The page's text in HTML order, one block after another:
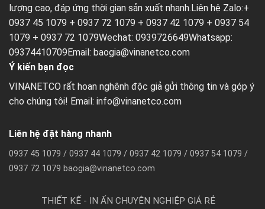
lượng cao, đáp ứng thời gian sản xuất nhanh.Liên hệ Zalo:+
0937 45 1079 + 0937 72 1079 + 0937 42 1079 + 0937 54
1079 + 0937 72 1079Wechat: 0939726649Whatsapp:
09374410709Email: baogia@vinanetco.com
Ý kiến bạn đọc
VINANETCO rất hoan nghênh độc giả gửi thông tin và góp ý
cho chúng tôi! Email: info@vinanetco.com
Liên hệ đặt hàng nhanh
0937 45 1079 / 0937 44 1079 / 0937 42 1079 / 0937 54 1079 /
0937 72 1079 baogia@vinanetco.com
THIẾT KẾ - IN ẤN CHUYÊN NGHIỆP GIÁ RẺ